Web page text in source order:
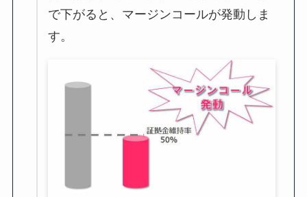
で下がると、マージンコールが発動しま
す。